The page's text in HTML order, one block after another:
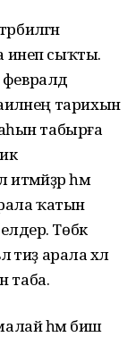
инеп сыҡты.
тарихын
табырға
һәм
ҡатын
Төбәк
тиҙ арала хәл
таба.
һәм биш